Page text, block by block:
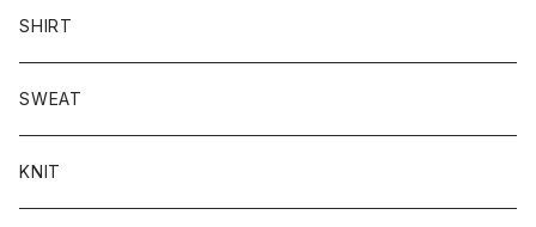
SHIRT
SWEAT
KNIT